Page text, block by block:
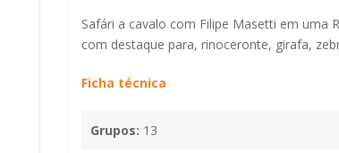
Safári a cavalo com Filipe Masetti em uma
com destaque para, rinoceronte, girafa,
Ficha técnica
Grupos: 13